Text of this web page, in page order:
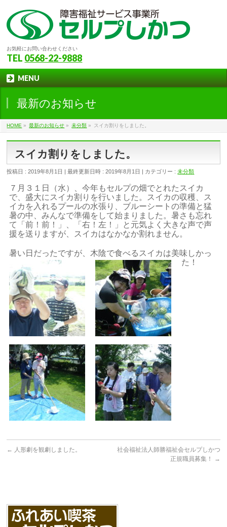
お気軽にお問い合わせください
TEL 0568-22-9888
MENU
最新のお知らせ
HOME » 最新のお知らせ » 未分類 » スイカ割りをしました。
スイカ割りをしました。
投稿日 : 2019年8月1日 最終更新日時 : 2019年8月1日 カテゴリー :未分類
７月３１日（水）、今年もセルプの畑でとれたスイカ
で、盛大にスイカ割りを行いました。スイカの収穫、ス
イカを入れるプールの水張り、ブルーシートの準備と猛
暑の中、みんなで準備をして始まりました。暑さも忘れ
て「前！前！」、「右！左！」と元気よく大きな声で声
援を送りますが、スイカはなかなか割れません。
暑い日だったですが、木陰で食べるスイカは美味しかっ
た！
← 人形劇を観劇しました。
社会福祉法人師勝福祉会セルプしかつ
正規職員募集！
→